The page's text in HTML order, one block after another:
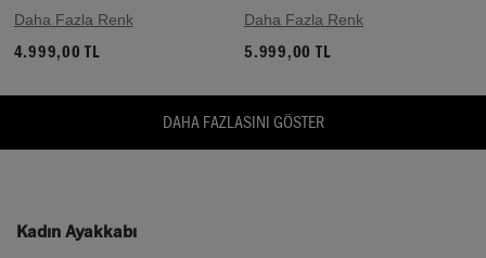
Daha Fazla Renk
4.999,00 TL
Daha Fazla Renk
5.999,00 TL
DAHA FAZLASINI GÖSTER
Kadın Ayakkabı